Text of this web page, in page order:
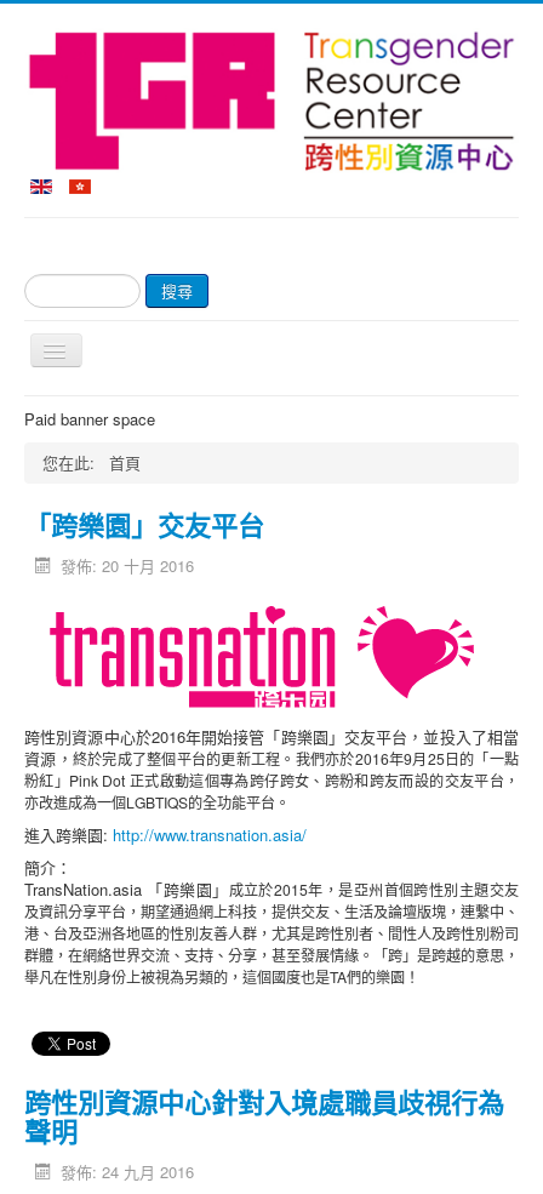
搜
尋...
搜尋
切
覽
首頁
關於我們
輔導服務
活動消息
資料庫
中國大陸專區
「跨樂園」交友平台
捐助單位
Paid banner space
您在此:
首頁
「跨樂園」交友平台
發佈: 20 十月 2016
跨性別資源中心於2016年開始接管「跨樂園」交友平台，並投入了相當
資源， 終於完成了整個平台的更新工程。我們亦於2016年9月25日的「一點
粉紅」Pink Dot 正式啟動這個專為跨仔跨女、跨粉和跨友而設的交友平台，
亦改進成為一個LGBTIQS的全功能平台。
進入跨樂園: http://www.transnation.asia/
簡介：
TransNation.asia 「跨樂園」 成立於2015年，是亞州首個跨性別主題交友
及資訊分享平台，期望通過網上科技，提供交友、生活及論壇版塊，連繫中、
港、台及亞洲各地區的性別友善人群，尤其是跨性別者、間性人及跨性別粉司
群體，在網絡世界交流、支持、分享，甚至發展情緣。「跨」是跨越的意思，
舉凡在性別身份上被視為另類的，這個國度也是TA們的樂園！
跨性別資源中心針對入境處職員歧視行為
聲明
發佈: 24 九月 2016